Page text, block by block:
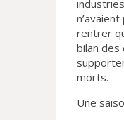
rentrer
bilan des
morts.
Une